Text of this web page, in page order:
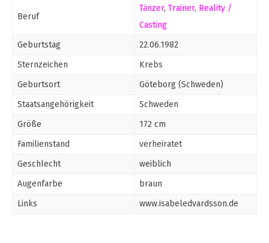
Beruf
Tänzer, Trainer, Reality /
Casting
Geburtstag
22.06.1982
Sternzeichen
Krebs
Geburtsort
Göteborg (Schweden)
Staatsangehörigkeit
Schweden
Größe
172 cm
Familienstand
verheiratet
Geschlecht
weiblich
Augenfarbe
braun
Links
www.isabeledvardsson.de